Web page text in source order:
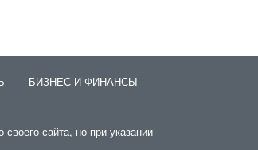
БИЗНЕС И ФИНАНСЫ
сайта, но при указании